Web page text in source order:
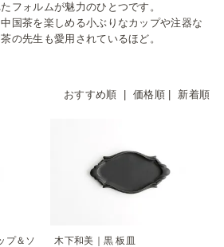
フォルムが魅力のひとつです。
国茶を楽しめる小ぶりなカップや注器な
の先生も愛用されているほど。
おすすめ順 |価格順 新着順
プ＆ソ
木下和美｜黒 板皿